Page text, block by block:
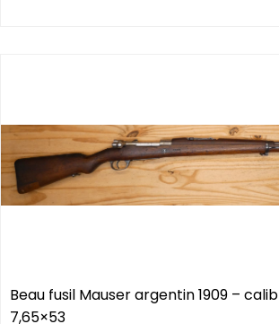
Beau fusil Mauser argentin 1909 –
7,65×53